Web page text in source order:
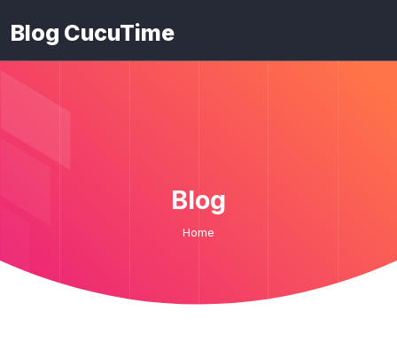
Blog CucuTime
Blog
Home